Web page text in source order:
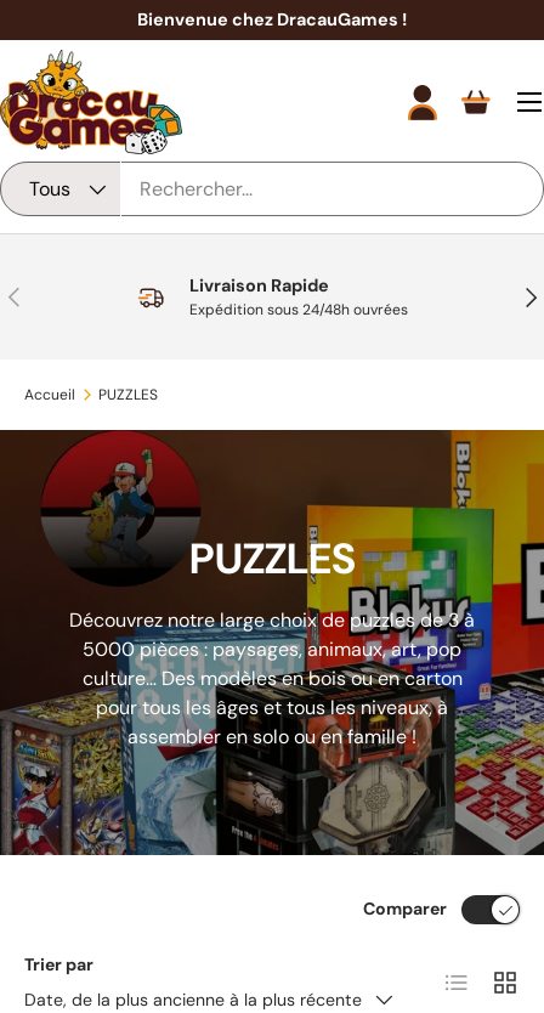
Aller au contenu
Bienvenue chez DracauGames !
Recherche
Type de produit
Tous
Se connecter
Panier
Précédent Livraison Rapide
Expédition sous 24/48h ouvrées
Accueil PUZZLES
PUZZLES
Découvrez notre large choix de puzzles de 3 à
5000 pièces : paysages, animaux, art, pop
culture… Des modèles en bois ou en carton
pour tous les âges et tous les niveaux, à
assembler en solo ou en famille !
Trier par
Date, de la plus ancienne à la plus récente
Comparer
Liste Grille